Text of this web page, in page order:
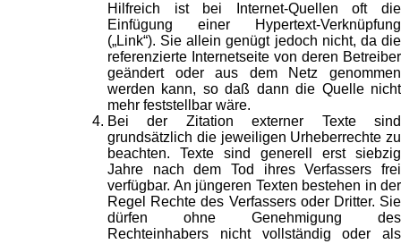
Hilfreich ist bei Internet-Quellen oft die
Einfügung einer Hypertext-Verknüpfung
(„Link“). Sie allein genügt jedoch nicht, da die
referenzierte Internetseite von deren Betreiber
geändert oder aus dem Netz genommen
werden kann, so daß dann die Quelle nicht
mehr feststellbar wäre.
Bei der Zitation externer Texte sind
grundsätzlich die jeweiligen Urheberrechte zu
beachten. Texte sind generell erst siebzig
Jahre nach dem Tod ihres Verfassers frei
verfügbar. An jüngeren Texten bestehen in der
Regel Rechte des Verfassers oder Dritter. Sie
dürfen ohne Genehmigung des
Rechteinhabers nicht vollständig oder als